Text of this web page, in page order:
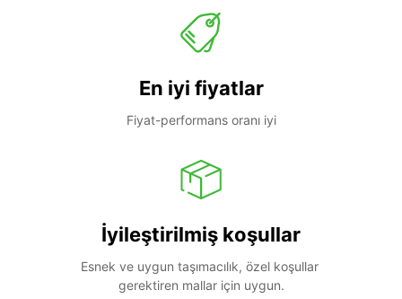
En iyi fiyatlar
Fiyat-performans oranı iyi
İyileştirilmiş koşullar
Esnek ve uygun taşımacılık, özel koşullar
gerektiren mallar için uygun.